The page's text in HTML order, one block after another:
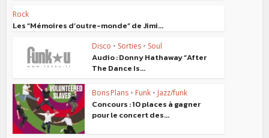
Rock
Les “Mémoires d’outre-monde” de Jimi...
Disco • Sorties • Soul
Audio : Donny Hathaway “After
The Dance Is...
Bons Plans • Funk • Jazz/funk
Concours : 10 places à gagner
pour le concert des...